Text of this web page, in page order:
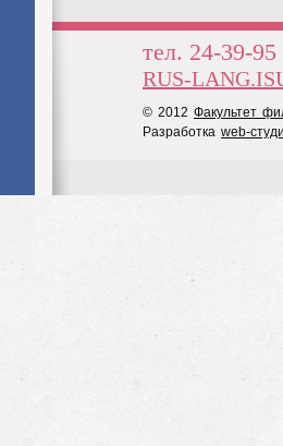
тел. 24-39-95
RUS-
© 2012 Факультет
Разработка web-